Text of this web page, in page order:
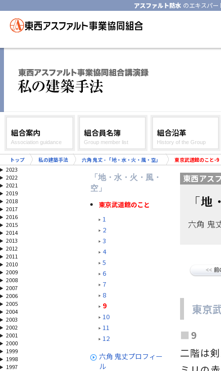
アスファルト防水 のエキスパ
組合案内
Association guidance
組合員名簿
Group member list
組合沿革
History of the Group
トップ 私の建築手法 六角 鬼丈 - 「地・水・火・風・空」 東京武道館のこと-9
2023
2022
2021
2019
2018
2017
2016
2015
2014
2013
2012
2011
2010
2009
2008
2007
2006
2005
2004
2003
2002
2001
2000
1999
1998
1997
「地・水・火・風・
空」
東京武道館のこと
1
2
3
4
5
6
7
8
9
10
11
12
六角 鬼丈プロフィー
ル
東西アス
「
六角 鬼
東京
■ 9
二階は